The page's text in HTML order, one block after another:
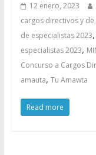
12 enero, 2023
cargos directivos y
de especialistas 2023,
especialistas 2023,
Concurso a Cargos
amauta, Tu Amawta
Read more